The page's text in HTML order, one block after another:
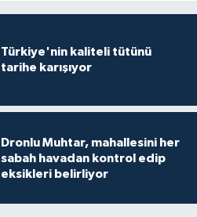
Türkiye'nin kaliteli tütünü
tarihe karışıyor
Dronlu Muhtar, mahallesini her
sabah havadan kontrol edip
eksikleri belirliyor